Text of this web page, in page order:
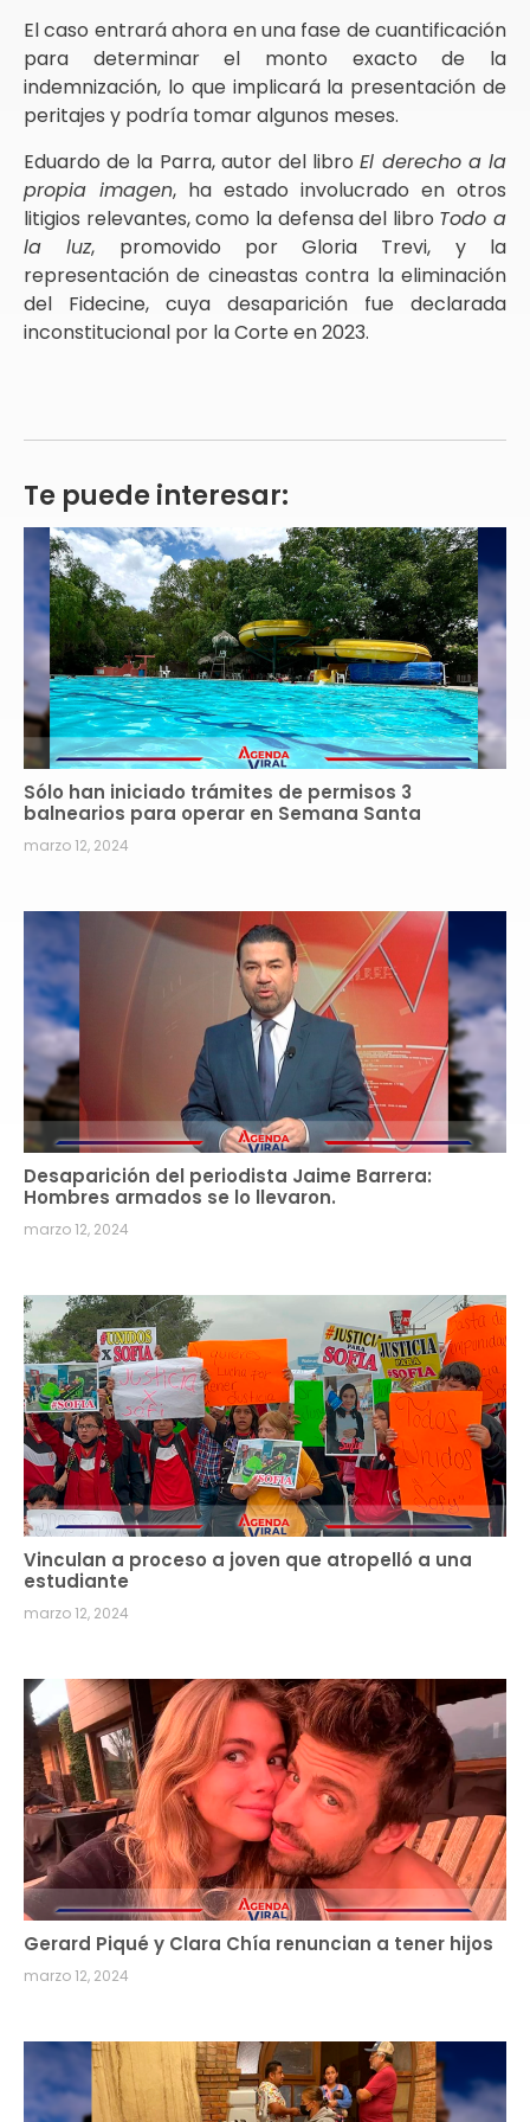
El caso entrará ahora en una fase de cuantificación
para determinar el monto exacto de la
indemnización, lo que implicará la presentación de
peritajes y podría tomar algunos meses.
Eduardo de la Parra, autor del libroEl derecho a la
propia imagen, ha estado involucrado en otros
litigios relevantes, como la defensa del libro Todo a
la luz, promovido por Gloria Trevi, y la
representación de cineastas contra la eliminación
del Fidecine, cuya desaparición fue declarada
inconstitucional por la Corte en 2023.
Te puede interesar:
Sólo han iniciado trámites de permisos 3
balnearios para operar en Semana Santa
marzo 12, 2024
Desaparición del periodista Jaime Barrera:
Hombres armados se lo llevaron.
marzo 12, 2024
Vinculan a proceso a joven que atropelló a una
estudiante
marzo 12, 2024
Gerard Piqué y Clara Chía renuncian a tener hijos
marzo 12, 2024